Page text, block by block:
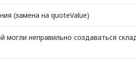
(замена на quoteValue)
могли неправильно создаваться